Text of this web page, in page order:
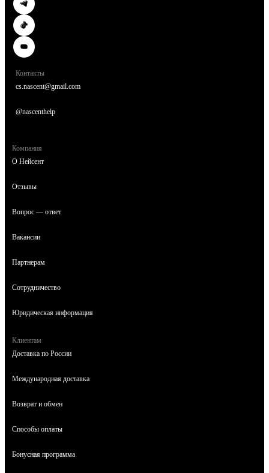
Контакты
cs.nascent@gmail.com
@nascenthelp
Компания
О Нейсент
Отзывы
Вопрос — ответ
Вакансии
Партнерам
Сотрудничество
Юридическая информация
Клиентам
Доставка по России
Международная доставка
Возврат и обмен
Способы оплаты
Бонусная программа